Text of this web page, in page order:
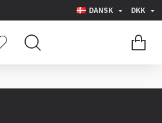
DANSK DKK